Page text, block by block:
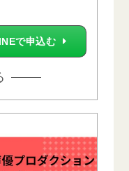
で申込む